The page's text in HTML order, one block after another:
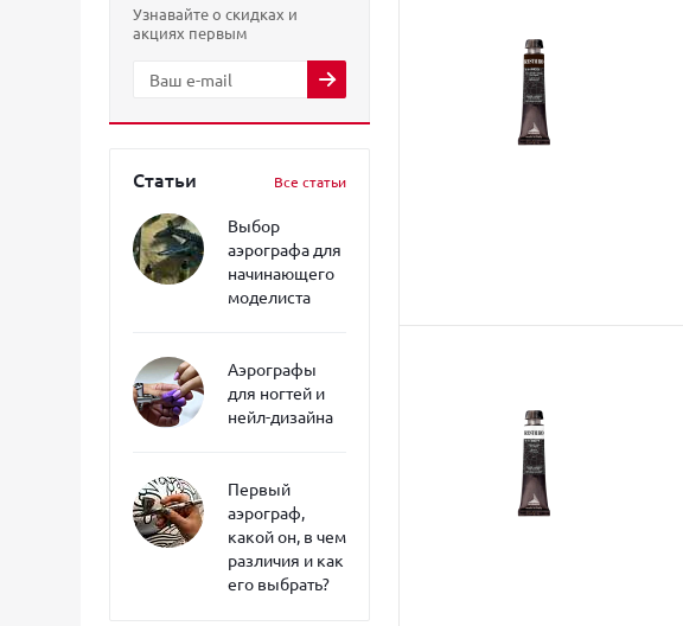
Узнавайте о скидках и
акциях первым
Статьи Все статьи
Выбор
аэрографа для
начинающего
моделиста
Аэрографы
для ногтей и
нейл-дизайна
Первый
аэрограф,
какой он, в чем
различия и как
его выбрать?